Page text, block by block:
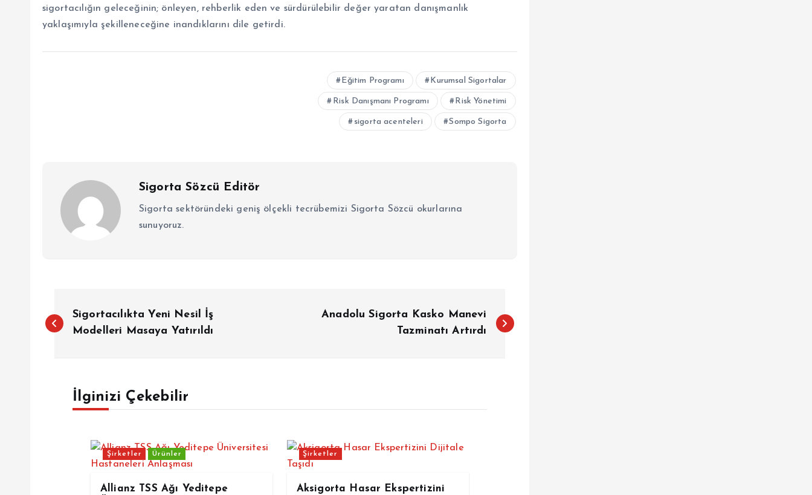
sigortacılığın geleceğinin; önleyen, rehberlik eden ve sürdürülebilir değer yaratan danışmanlık
yaklaşımıyla şekilleneceğine inandıklarını dile getirdi.
Eğitim Programı Kurumsal Sigortalar
Risk Danışmanı Programı Risk Yönetimi
sigorta acenteleri Sompo Sigorta
Sigorta Sözcü Editör
Sigorta sektöründeki geniş ölçekli tecrübemizi Sigorta Sözcü okurlarına
sunuyoruz.
a
Sigortacılıkta Yeni Nesil İş
Modelleri Masaya Yatırıldı
Anadolu Sigorta Kasko Manevi
Tazminatı Artırdı
İlginizi Çekebilir
Şirketler Ürünler
Allianz TSS Ağı Yeditepe
Şirketler
Aksigorta Hasar Ekspertizini